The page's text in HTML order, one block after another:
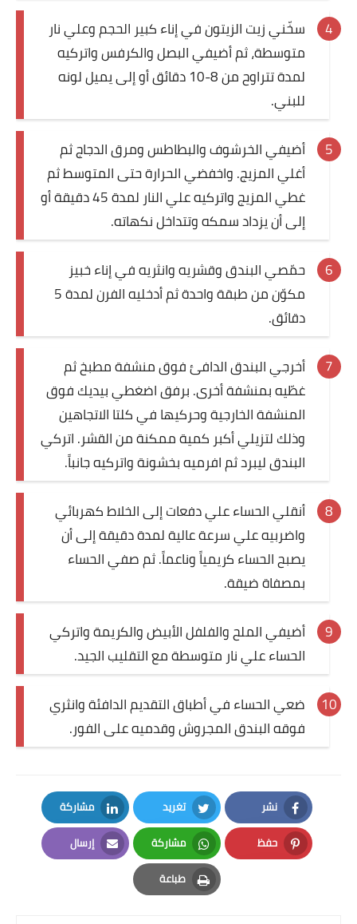
مسابقة المجلة
نصائح وفوائد
سخّني زيت الزيتون في إناء كبير الحجم وعلي نار
متوسطة، ثم أضيفي البصل والكرفس واتركيه
لمدة تتراوح من 8-10 دقائق أو إلى يميل لونه
للبني.
أضيفي الخرشوف والبطاطس ومرق الدجاج ثم
أغلي المزيج. واخفضي الحرارة حتى المتوسط ثم
غطي المزيج واتركيه علي النار لمدة 45 دقيقة أو
إلى أن يزداد سمكه وتتداخل نكهاته.
حمّصي البندق وقشريه وانثريه في إناء خبيز
مكوّن من طبقة واحدة ثم أدخليه الفرن لمدة 5
دقائق.
أخرجي البندق الدافئ فوق منشفة مطبخ ثم
غطّيه بمنشفة أخرى. برفق اضغطي بيديك فوق
المنشفة الخارجية وحركيها في كلتا الاتجاهين
وذلك لتزيلي أكبر كمية ممكنة من القشر. اتركي
البندق ليبرد ثم افرميه بخشونة واتركيه جانباً.
أنقلي الحساء علي دفعات إلى الخلاط كهربائي
واضربيه علي سرعة عالية لمدة دقيقة إلى أن
يصبح الحساء كريمياً وناعماً. ثم صفي الحساء
بمصفاة ضيقة.
أضيفي الملح والفلفل الأبيض والكريمة واتركي
الحساء علي نار متوسطة مع التقليب الجيد.
ضعي الحساء في أطباق التقديم الدافئة وانثري
فوقه البندق المجروش وقدميه على الفور.
نشر
Facebook
تغريد
Twitter
مشاركة
LinkedIn
حفظ
Pinterest
مشاركة
Whatsapp
إرسال
Email
طباعة
Print